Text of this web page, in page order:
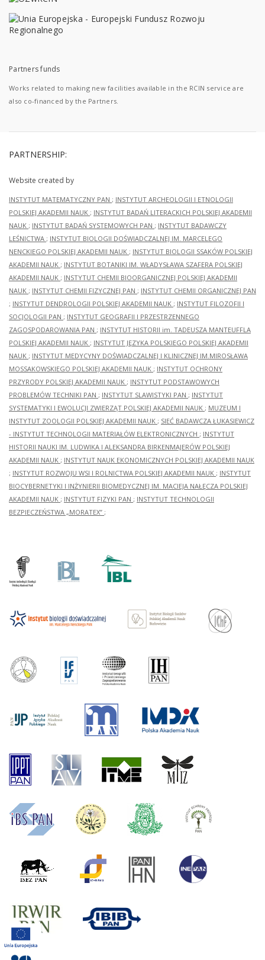
Partners funds
Works related to making new facilities available in the RCIN service are
also co-financed by the Partners.
PARTNERSHIP:
Website created by
INSTYTUT MATEMATYCZNY PAN ; INSTYTUT ARCHEOLOGII I ETNOLOGII
POLSKIEJ AKADEMII NAUK ; INSTYTUT BADAŃ LITERACKICH POLSKIEJ AKADEMII
NAUK ; INSTYTUT BADAŃ SYSTEMOWYCH PAN ; INSTYTUT BADAWCZY
LEŚNICTWA ; INSTYTUT BIOLOGII DOŚWIADCZALNEJ IM. MARCELEGO
NENCKIEGO POLSKIEJ AKADEMII NAUK ; INSTYTUT BIOLOGII SSAKÓW POLSKIEJ
AKADEMII NAUK ; INSTYTUT BOTANIKI IM. WŁADYSŁAWA SZAFERA POLSKIEJ
AKADEMII NAUK ; INSTYTUT CHEMII BIOORGANICZNEJ POLSKIEJ AKADEMII
NAUK ; INSTYTUT CHEMII FIZYCZNEJ PAN ; INSTYTUT CHEMII ORGANICZNEJ PAN
; INSTYTUT DENDROLOGII POLSKIEJ AKADEMII NAUK ; INSTYTUT FILOZOFII I
SOCJOLOGII PAN ; INSTYTUT GEOGRAFII I PRZESTRZENNEGO
ZAGOSPODAROWANIA PAN ; INSTYTUT HISTORII im. TADEUSZA MANTEUFFLA
POLSKIEJ AKADEMII NAUK ; INSTYTUT JĘZYKA POLSKIEGO POLSKIEJ AKADEMII
NAUK ; INSTYTUT MEDYCYNY DOŚWIADCZALNEJ I KLINICZNEJ IM.MIROSŁAWA
MOSSAKOWSKIEGO POLSKIEJ AKADEMII NAUK ; INSTYTUT OCHRONY
PRZYRODY POLSKIEJ AKADEMII NAUK ; INSTYTUT PODSTAWOWYCH
PROBLEMÓW TECHNIKI PAN ; INSTYTUT SLAWISTYKI PAN ; INSTYTUT
SYSTEMATYKI I EWOLUCJI ZWIERZĄT POLSKIEJ AKADEMII NAUK ; MUZEUM I
INSTYTUT ZOOLOGII POLSKIEJ AKADEMII NAUK ; SIEĆ BADAWCZA ŁUKASIEWICZ
- INSTYTUT TECHNOLOGII MATERIAŁÓW ELEKTRONICZNYCH ; INSTYTUT
HISTORII NAUKI IM. LUDWIKA I ALEKSANDRA BIRKENMAJERÓW POLSKIEJ
AKADEMII NAUK ; INSTYTUT NAUK EKONOMICZNYCH POLSKIEJ AKADEMII NAUK
; INSTYTUT ROZWOJU WSI I ROLNICTWA POLSKIEJ AKADEMII NAUK ; INSTYTUT
BIOCYBERNETYKI I INŻYNIERII BIOMEDYCZNEJ IM. MACIEJA NAŁĘCZA POLSKIEJ
AKADEMII NAUK ; INSTYTUT FIZYKI PAN ; INSTYTUT TECHNOLOGII
BEZPIECZEŃSTWA „MORATEX” ;